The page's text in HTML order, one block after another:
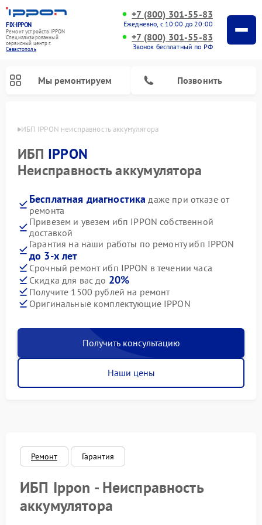
FIX-IPPON
Ремонт устройств IPPON
Специализированный
cервисный центр г.
Севастополь
+7 (800) 301-55-83
Ежедневно, с 10:00 до 20:00
+7 (800) 301-55-83
Звонок бесплатный по РФ
Мы ремонтируем Позвонить
ИБП IPPON неисправность аккумулятора
ИБП IPPON
Неисправность аккумулятора
Бесплатная диагностика даже при отказе от
ремонта
Привезем и увезем ибп IPPON собственной
доставкой
Гарантия на наши работы по ремонту ибп IPPON
до 3-х лет
Срочный ремонт ибп IPPON в течении часа
Скидка для вас до 20%
Получите 1500 рублей на ремонт
Оригинальные комплектующие IPPON
Получить консультацию
Наши цены
Ремонт Гарантия
ИБП Ippon - Неисправность
аккумулятора